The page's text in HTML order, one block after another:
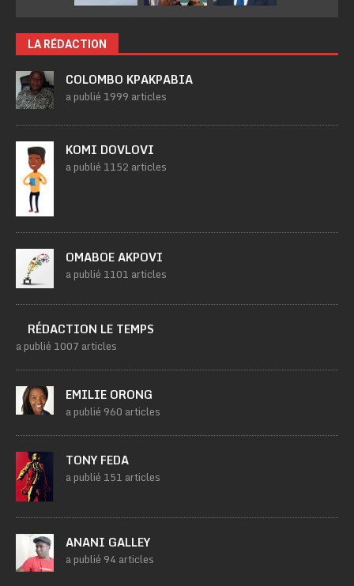
LA RÉDACTION
COLOMBO KPAKPABIA
a publié 1999 articles
KOMI DOVLOVI
a publié 1152 articles
OMABOE AKPOVI
a publié 1101 articles
RÉDACTION LE TEMPS
a publié 1007 articles
EMILIE ORONG
a publié 960 articles
TONY FEDA
a publié 151 articles
ANANI GALLEY
a publié 94 articles